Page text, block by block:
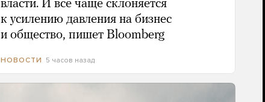
власти. И все чаще склоняется
к усилению давления на бизнес
и общество, пишет Bloomberg
НОВОСТИ 5 часов назад